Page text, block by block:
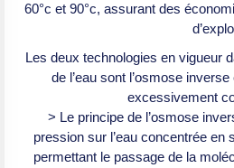
60°c et 90°c, assurant des
Les deux technologies en vigueur
de l’eau sont l’osmose
excessivement
> Le principe de l’osmose
pression sur l’eau concentrée
permettant le passage de la